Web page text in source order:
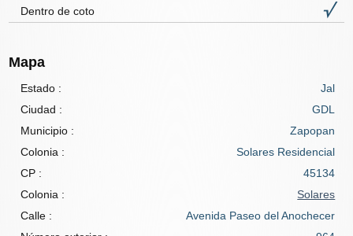
Dentro de coto
Mapa
Estado :
Jal
Ciudad :
GDL
Municipio :
Zapopan
Colonia :
Solares Residencial
CP :
45134
Colonia :
Solares
Calle :
Avenida Paseo del Anochecer